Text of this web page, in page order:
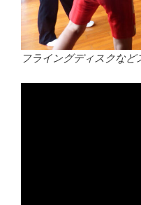
フライングディスクなど